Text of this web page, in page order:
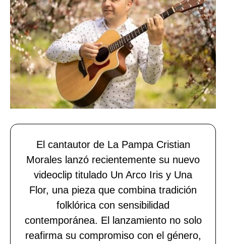
El cantautor de La Pampa Cristian
Morales lanzó recientemente su nuevo
videoclip titulado Un Arco Iris y Una
Flor, una pieza que combina tradición
folklórica con sensibilidad
contemporánea. El lanzamiento no solo
reafirma su compromiso con el género,